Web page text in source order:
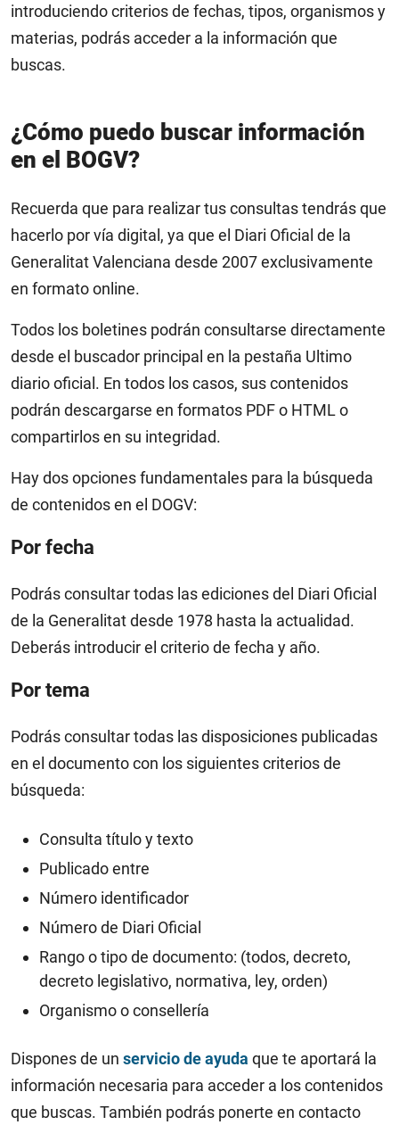
introduciendo criterios de fechas, tipos, organismos y
materias, podrás acceder a la información que
buscas.
¿Cómo puedo buscar información
en el BOGV?
Recuerda que para realizar tus consultas tendrás que
hacerlo por vía digital, ya que el Diari Oficial de la
Generalitat Valenciana desde 2007 exclusivamente
en formato online.
Todos los boletines podrán consultarse directamente
desde el buscador principal en la pestaña Ultimo
diario oficial. En todos los casos, sus contenidos
podrán descargarse en formatos PDF o HTML o
compartirlos en su integridad.
Hay dos opciones fundamentales para la búsqueda
de contenidos en el DOGV:
Por fecha
Podrás consultar todas las ediciones del Diari Oficial
de la Generalitat desde 1978 hasta la actualidad.
Deberás introducir el criterio de fecha y año.
Por tema
Podrás consultar todas las disposiciones publicadas
en el documento con los siguientes criterios de
búsqueda:
Consulta título y texto
Publicado entre
Número identificador
Número de Diari Oficial
Rango o tipo de documento: (todos, decreto,
decreto legislativo, normativa, ley, orden)
Organismo o consellería
Dispones de un servicio de ayuda que te aportará la
información necesaria para acceder a los contenidos
que buscas. También podrás ponerte en contacto